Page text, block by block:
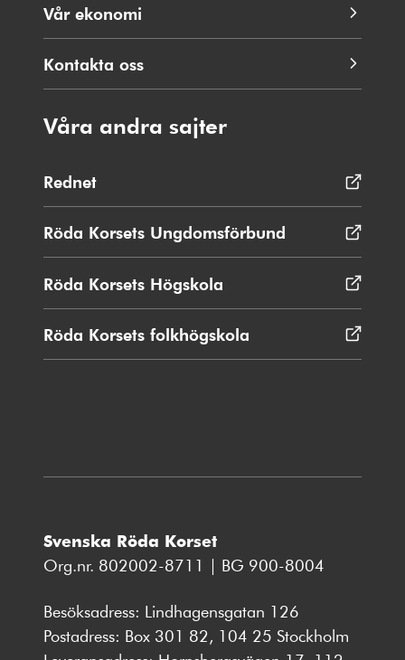
Vår ekonomi
Kontakta oss
Våra andra sajter
Rednet
i
nytt
fönster
Röda Korsets Ungdomsförbund Öppnas
i
Röda Korsets Högskola
i
nytt
fönster
Röda Korsets folkhögskola
i
Svenska Röda Korset
Org.nr. 802002-8711 | BG 900-8004
Besöksadress: Lindhagensgatan 126
Postadress: Box 301 82, 104 25 Stockholm